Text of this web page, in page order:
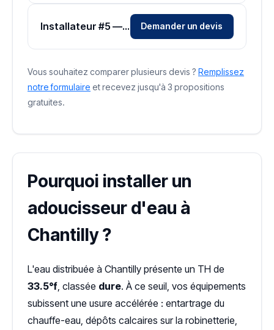
Installateur #5 — Zone Oise Demander un devis
Vous souhaitez comparer plusieurs devis ? Remplissez
notre formulaire et recevez jusqu'à 3 propositions
gratuites.
Pourquoi installer un
adoucisseur d'eau à
Chantilly ?
L'eau distribuée à Chantilly présente un TH de
33.5°f , classée dure. À ce seuil, vos équipements
subissent une usure accélérée : entartrage du
chauffe-eau, dépôts calcaires sur la robinetterie,